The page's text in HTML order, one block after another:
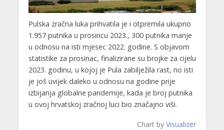
Pulska zračna luka prihvatila je i otpremila ukupno
1.957 putnika u prosincu 2023., 300 putnika manje
u odnosu na isti mjesec 2022. godine. S objavom
statistike za prosinac, finalizirane su brojke za cijelu
2023. godinu, u kojoj je Pula zabilježila rast, no isti
je još uvijek daleko u odnosu na godine prije
izbijanja globalne pandemije, kada je broj putnika
u ovoj hrvatskoj zračnoj luci bio značajno viši.
Chart by Visualizer